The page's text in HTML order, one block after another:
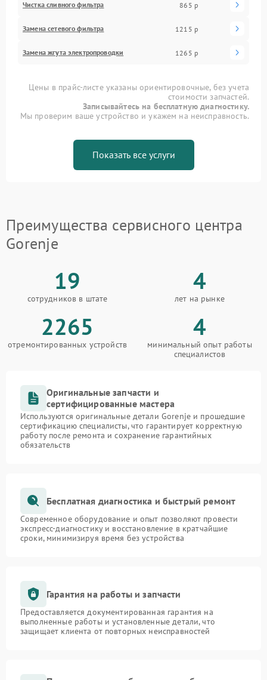
Чистка сливного фильтра 865 р
Замена сетевого фильтра 1215 р
Замена жгута электропроводки 1265 р
Цены в прайс-листе указаны ориентировочные, без учета
стоимости запчастей.
Записывайтесь на бесплатную диагностику.
Мы проверим ваше устройство и укажем на неисправность.
Показать все услуги
Преимущества сервисного центра
Gorenje
19
сотрудников в штате
4
лет на рынке
2265
отремонтированных устройств
4
минимальный опыт работы
специалистов
Оригинальные запчасти и
сертифицированные мастера
Используются оригинальные детали Gorenje и прошедшие
сертификацию специалисты, что гарантирует корректную
работу после ремонта и сохранение гарантийных
обязательств
Бесплатная диагностика и быстрый ремонт
Современное оборудование и опыт позволяют провести
экспресс-диагностику и восстановление в кратчайшие
сроки, минимизируя время без устройства
Гарантия на работы и запчасти
Предоставляется документированная гарантия на
выполненные работы и установленные детали, что
защищает клиента от повторных неисправностей